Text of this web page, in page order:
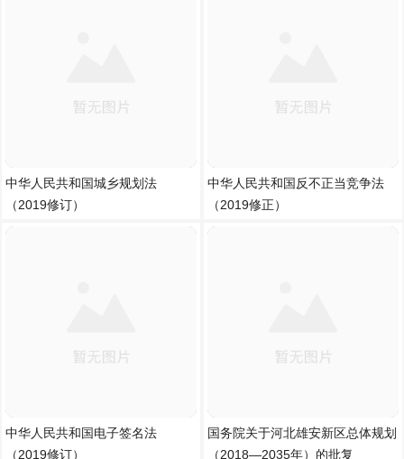
中华人民共和国城乡规划法
（2019修订）
中华人民共和国电子签名法
（2019修订）
中华人民共和国反不正当竞争法
（2019修正）
国务院关于河北雄安新区总体规划
（2018—2035年）的批复